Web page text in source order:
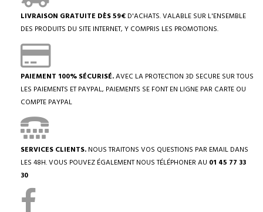
LIVRAISON GRATUITE DÈS 59€ D'ACHATS. VALABLE SUR L'ENSEMBLE
DES PRODUITS DU SITE INTERNET, Y COMPRIS LES PROMOTIONS.
PAIEMENT 100% SÉCURISÉ.AVEC LA PROTECTION 3D SECURE SUR TOUS
LES PAIEMENTS ET PAYPAL, PAIEMENTS SE FONT EN LIGNE PAR CARTE OU
COMPTE PAYPAL
SERVICES CLIENTS. NOUS TRAITONS VOS QUESTIONS PAR EMAIL DANS
LES 48H. VOUS POUVEZ ÉGALEMENT NOUS TÉLÉPHONER AU 01 45 77 33
30